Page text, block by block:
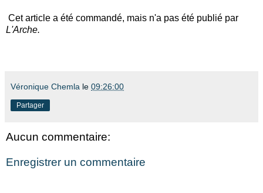
Cet article a été commandé, mais n'a pas été publié par
L'Arche.
Véronique Chemla le 09:26:00
Partager
Aucun commentaire:
Enregistrer un commentaire